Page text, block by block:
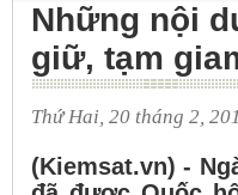
Những nội
giữ, tạm
Thứ Hai, 20 tháng 2,
(Kiemsat.vn) -